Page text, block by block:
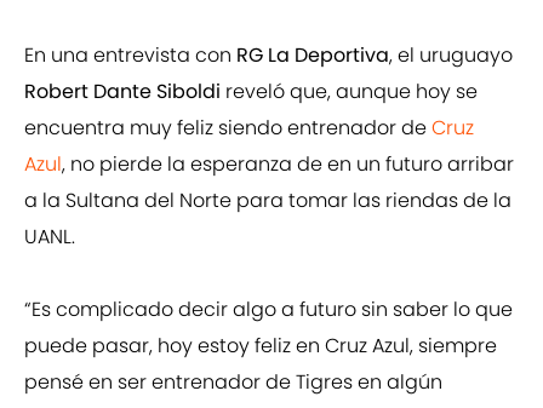
En una entrevista con RG La Deportiva, el uruguayo
Robert Dante Siboldi reveló que, aunque hoy se
encuentra muy feliz siendo entrenador deCruz
Azul, no pierde la esperanza de en un futuro arribar
a la Sultana del Norte para tomar las riendas de la
UANL.
“Es complicado decir algo a futuro sin saber lo que
puede pasar, hoy estoy feliz en Cruz Azul, siempre
pensé en ser entrenador de Tigres en algún